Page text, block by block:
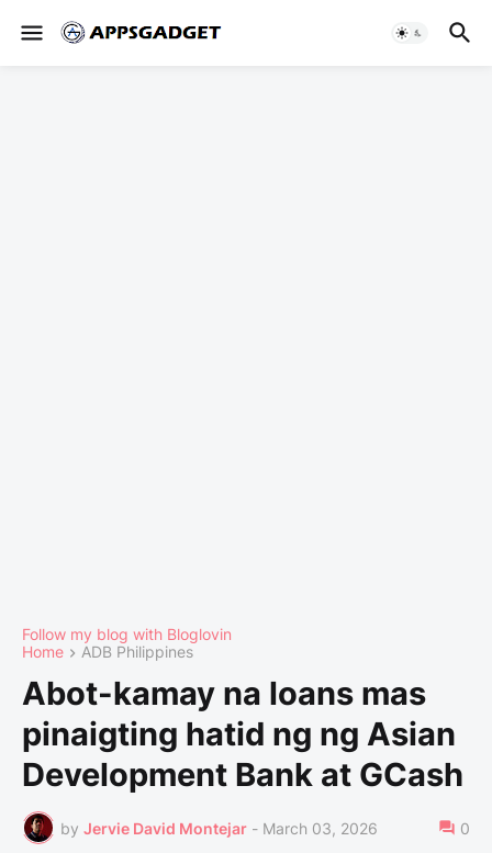
Follow my blog with Bloglovin
Home
ADB Philippines
Abot-kamay na loans mas
pinaigting hatid ng ng Asian
Development Bank at GCash
by Jervie David Montejar - March 03, 2026 0